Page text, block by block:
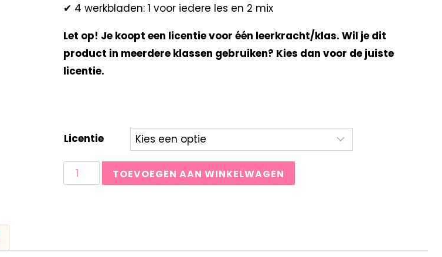
✔ 4 werkbladen: 1 voor iedere les en 2 mix
Let op! Je koopt een licentie voor één leerkracht/klas. Wil je dit
product in meerdere klassen gebruiken? Kies dan voor de juiste
licentie.
Licentie
TOEVOEGEN AAN WINKELWAGEN